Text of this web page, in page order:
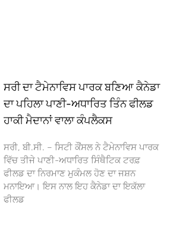
ਸਰੀ ਦਾ ਟੈਮੇਨਾਵਿਸ ਪਾਰਕ ਬਣਿਆ ਕੈਨੇਡਾ
ਦਾ ਪਹਿਲਾ ਪਾਣੀ-ਅਧਾਰਿਤ ਤਿੰਨ ਫੀਲਡ
ਹਾਕੀ ਮੈਦਾਨਾਂ ਵਾਲਾ ਕੰਪਲੈਕਸ
ਸਰੀ, ਬੀ.ਸੀ. – ਸਿਟੀ ਕੌਂਸਲ ਨੇ ਟੈਮੇਨਾਵਿਸ ਪਾਰਕ
ਵਿੱਚ ਤੀਜੇ ਪਾਣੀ-ਅਧਾਰਿਤ ਸਿੰਥੈਟਿਕ ਟਰਫ਼
ਫੀਲਡ ਦਾ ਨਿਰਮਾਣ ਮੁਕੰਮਲ ਹੋਣ ਦਾ ਜਸ਼ਨ
ਮਨਾਇਆ। ਇਸ ਨਾਲ ਇਹ ਕੈਨੇਡਾ ਦਾ ਇਕੱਲਾ
ਫੀਲਡ